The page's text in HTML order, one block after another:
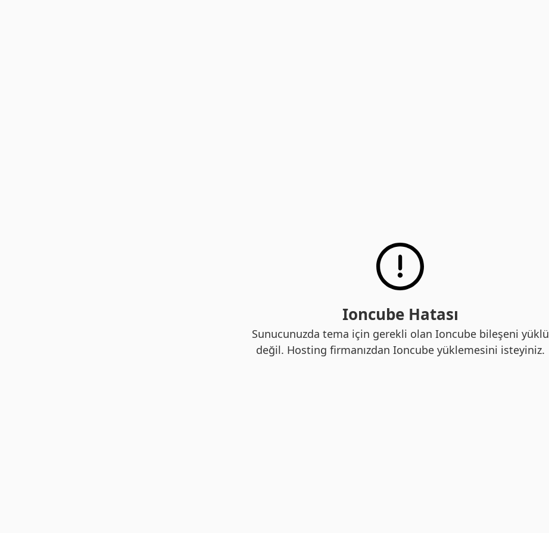
Ioncube Hatası
Sunucunuzda tema için gerekli olan Ioncube bileşeni yüklü
değil. Hosting firmanızdan Ioncube yüklemesini isteyiniz.